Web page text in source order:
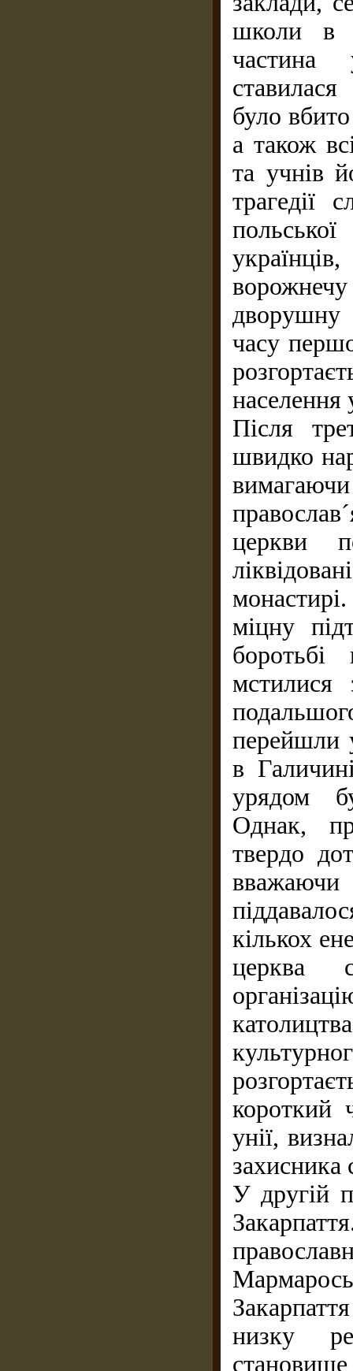
школи в
частина
було
а також
та учнів
трагедії
дворушну
часу
населення
Після
швидко
вимагаючи
церкви
міцну
перейшли
в
урядом
Однак,
твердо
кількох
церква
короткий
унії,
захисника
У другій
низку